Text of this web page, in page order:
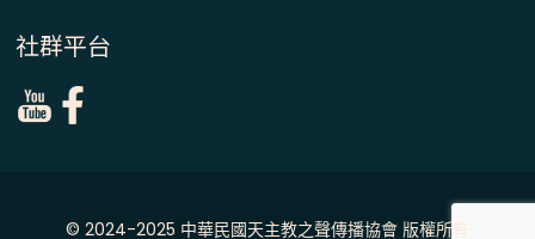
社群平台
© 2024-2025 中華民國天主教之聲傳播協會 版權所有